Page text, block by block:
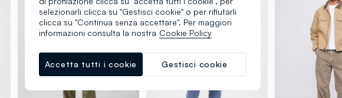
selezionarli clicca su "Gestisci cookie" o per rifiutarli
clicca su "Continua senza accettare". Per maggiori
informazioni consulta la nostra Cookie Policy
Gestisci cookie
Accetta tutti i cookie